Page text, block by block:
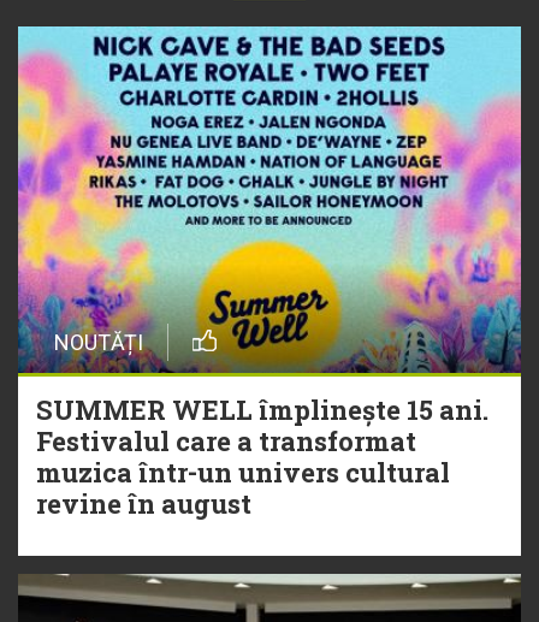
NOUTĂȚI
SUMMER WELL împlinește 15 ani.
Festivalul care a transformat
muzica într-un univers cultural
revine în august